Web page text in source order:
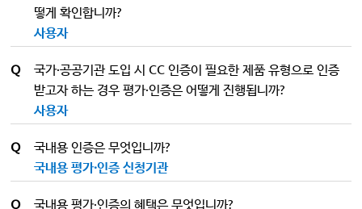
떻게 확인합니까?
사용자
Q
국가·공공기관 도입 시 CC 인증이 필요한 제품 유형으로 인증
받고자 하는 경우 평가·인증은 어떻게 진행됩니까?
사용자
Q
국내용 인증은 무엇입니까?
국내용 평가·인증 신청기관
Q
국내용 평가·인증의 혜택은 무엇입니까?